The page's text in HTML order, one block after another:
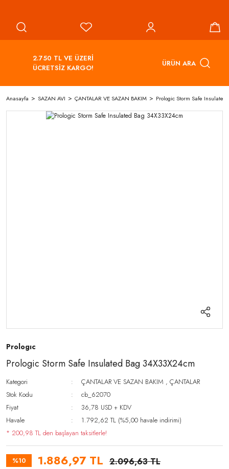
2.750 TL VE ÜZERİ
ÜCRETSİZ KARGO!
ÜRÜN ARA
Anasayfa SAZAN AVI ÇANTALAR VE SAZAN BAKIM Prologic Storm Safe Insulated
Prologıc
Prologic Storm Safe Insulated Bag 34X33X24cm
Kategori ÇANTALAR VE SAZAN BAKIM ,ÇANTALAR
Stok Kodu
cb_62070
Fiyat
36,78 USD + KDV
Havale
1.792,62 TL (%5,00 havale indirimi)
* 200,98 TL den başlayan taksitlerle!
%10 1.886,97 TL 2.096,63 TL